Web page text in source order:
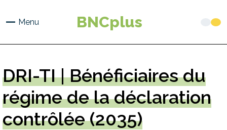
principal
Menu BNCplus
DRI-TI| Bénéficiaires du
régime de la déclaration
contrôlée (2035)